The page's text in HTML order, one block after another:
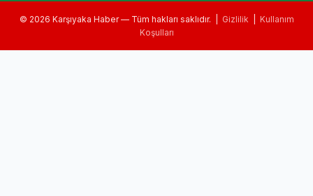
© 2026 Karşıyaka Haber — Tüm hakları saklıdır. | Gizlilik
Kullanım
Koşulları